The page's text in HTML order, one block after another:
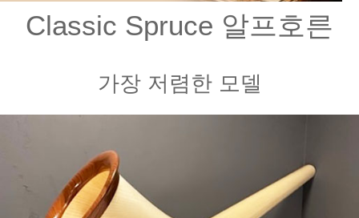
Classic Spruce 알프호른
가장 저렴한 모델